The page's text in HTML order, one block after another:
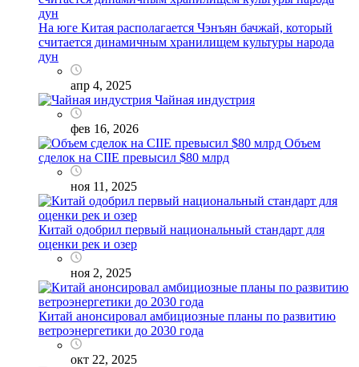
На юге Китая располагается Чэнъян бачжай, который
считается динамичным хранилищем культуры народа
дун
апр 4, 2025
Чайная индустрия
фев 16, 2026
Объем
сделок на CIIE превысил $80 млрд
ноя 11, 2025
Китай одобрил первый национальный стандарт для
оценки рек и озер
ноя 2, 2025
Китай анонсировал амбициозные планы по развитию
ветроэнергетики до 2030 года
окт 22, 2025